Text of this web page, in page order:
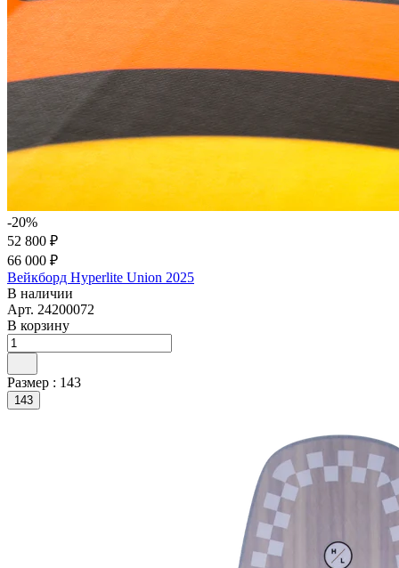
-20%
52 800 ₽
66 000 ₽
Вейкборд Hyperlite Union 2025
В наличии
Арт. 24200072
В корзину
Размер : 143
143